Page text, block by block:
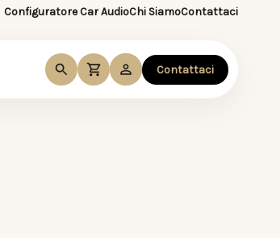
Configuratore Car AudioChi SiamoContattaci
Contattaci